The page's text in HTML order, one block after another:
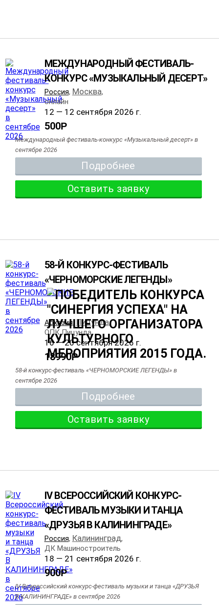
МЕЖДУНАРОДНЫЙ ФЕСТИВАЛЬ-
КОНКУРС «МУЗЫКАЛЬНЫЙ ДЕСЕРТ»
Россия, Москва,
онлайн
12 — 12 сентября 2026 г.
500Р
Международный фестиваль-конкурс «Музыкальный десерт» в
сентябре 2026
Подробнее
Оставить заявку
58-Й КОНКУРС-ФЕСТИВАЛЬ
«ЧЕРНОМОРСКИЕ ЛЕГЕНДЫ»
Абхазия, Пицунда,
ОПК Пицунда
16 — 20 сентября 2026 г.
18990Р
58-й конкурс-фестиваль «ЧЕРНОМОРСКИЕ ЛЕГЕНДЫ» в
сентябре 2026
Подробнее
Оставить заявку
IV ВСЕРОССИЙСКИЙ КОНКУРС-
ФЕСТИВАЛЬ МУЗЫКИ И ТАНЦА
«ДРУЗЬЯ В КАЛИНИНГРАДЕ»
Россия, Калининград,
ДК Машиностроитель
18 — 21 сентября 2026 г.
900Р
IV Всероссийский конкурс-фестиваль музыки и танца «ДРУЗЬЯ
В КАЛИНИНГРАДЕ» в сентябре 2026